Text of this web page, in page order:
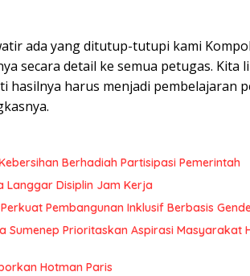
ada yang ditutup-tutupi kami
secara detail ke semua petugas. Kita
hasilnya harus menjadi pembelajaran
Berhadiah Partisipasi Pemerintah
Langgar Disiplin Jam Kerja
Pembangunan Inklusif Berbasis
Sumenep Prioritaskan Aspirasi Masyarakat
Hotman Paris